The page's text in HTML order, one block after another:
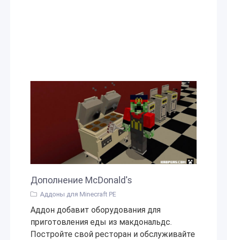
Дополнение McDonald's
Аддоны для Minecraft PE
Аддон добавит оборудования для
приготовления еды из макдональдс.
Постройте свой ресторан и обслуживайте